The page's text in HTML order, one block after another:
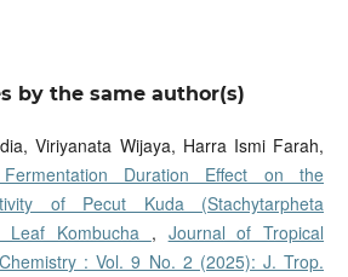
by the same author(s)
Viriyanata Wijaya, Harra Ismi Farah,
Duration Effect on the
of Pecut Kuda (Stachytarpheta
Leaf Kombucha , Journal of Tropical
: Vol. 9 No. 2 (2025): J. Trop.